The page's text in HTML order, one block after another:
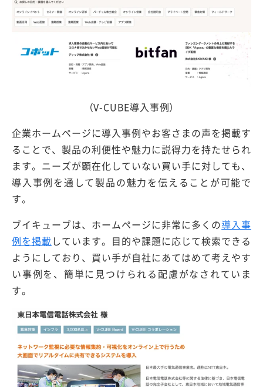
（V-CUBE導入事例）
企業ホームページに導入事例やお客さまの声を掲載す
ることで、製品の利便性や魅力に説得力を持たせられ
ます。ニーズが顕在化していない買い手に対しても、
導入事例を通して製品の魅力を伝えることが可能で
す。
ブイキューブは、ホームページに非常に多くの導入事
例を掲載しています。目的や課題に応じて検索できる
ようにしており、買い手が自社にあてはめて考えやす
い事例を、簡単に見つけられる配慮がなされていま
す。